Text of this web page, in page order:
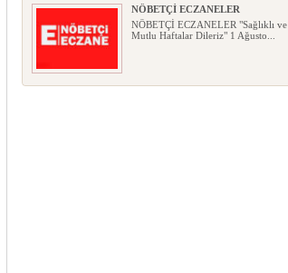
NÖBETÇİ ECZANELER
NÖBETÇİ ECZANELER "Sağlıklı ve
Mutlu Haftalar Dileriz" 1 Ağusto...
Okullarda yeni dönem: Yönetmelik